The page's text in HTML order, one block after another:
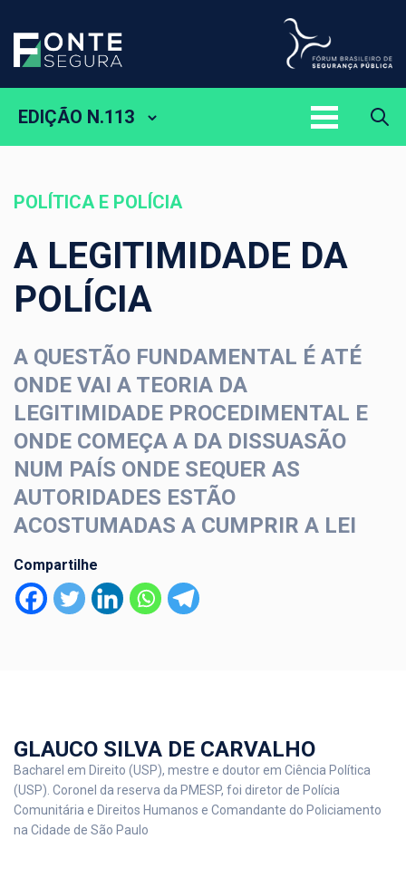
EDIÇÃO N.113
POLÍTICA E POLÍCIA
A LEGITIMIDADE DA
POLÍCIA
A QUESTÃO FUNDAMENTAL É ATÉ
ONDE VAI A TEORIA DA
LEGITIMIDADE PROCEDIMENTAL E
ONDE COMEÇA A DA DISSUASÃO
NUM PAÍS ONDE SEQUER AS
AUTORIDADES ESTÃO
ACOSTUMADAS A CUMPRIR A LEI
Compartilhe
GLAUCO SILVA DE CARVALHO
Bacharel em Direito (USP), mestre e doutor em Ciência Política
(USP). Coronel da reserva da PMESP, foi diretor de Polícia
Comunitária e Direitos Humanos e Comandante do Policiamento
na Cidade de São Paulo